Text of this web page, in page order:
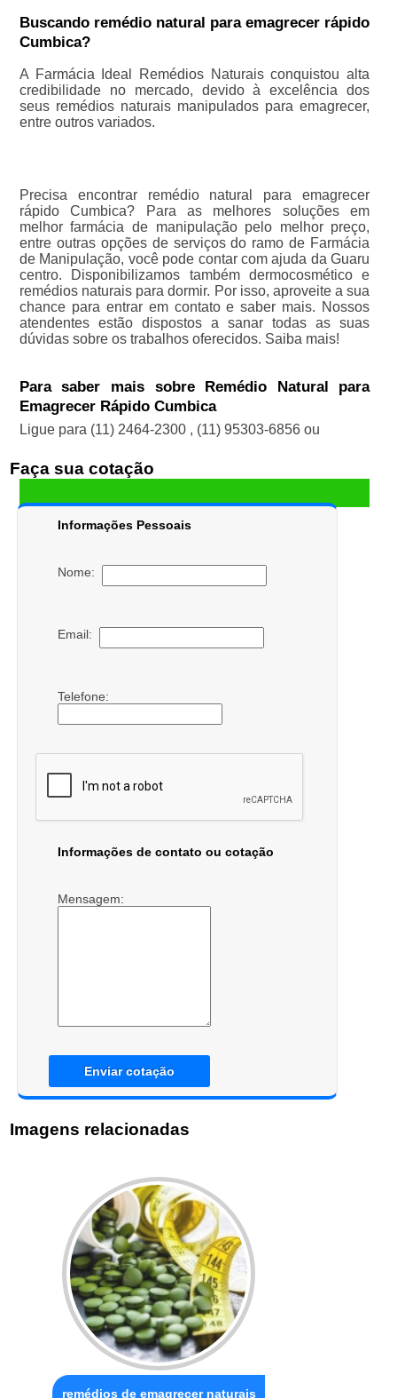
Buscando remédio natural para emagrecer rápido
Cumbica?
A Farmácia Ideal Remédios Naturais conquistou alta
credibilidade no mercado, devido à excelência dos
seus remédios naturais manipulados para emagrecer,
entre outros variados.
Precisa encontrar remédio natural para emagrecer
rápido Cumbica? Para as melhores soluções em
melhor farmácia de manipulação pelo melhor preço,
entre outras opções de serviços do ramo de Farmácia
de Manipulação, você pode contar com ajuda da Guaru
centro. Disponibilizamos também dermocosmético e
remédios naturais para dormir. Por isso, aproveite a sua
chance para entrar em contato e saber mais. Nossos
atendentes estão dispostos a sanar todas as suas
dúvidas sobre os trabalhos oferecidos. Saiba mais!
Para saber mais sobre Remédio Natural para
Emagrecer Rápido Cumbica
Ligue para (11) 2464-2300 , (11) 95303-6856 ou
Faça sua cotação
Informações Pessoais
Nome:
Email:
Telefone:
Informações de contato ou cotação
Mensagem:
Enviar cotação
Imagens relacionadas
remédios de emagrecer naturais